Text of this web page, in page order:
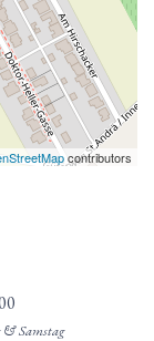
contributors
Samstag